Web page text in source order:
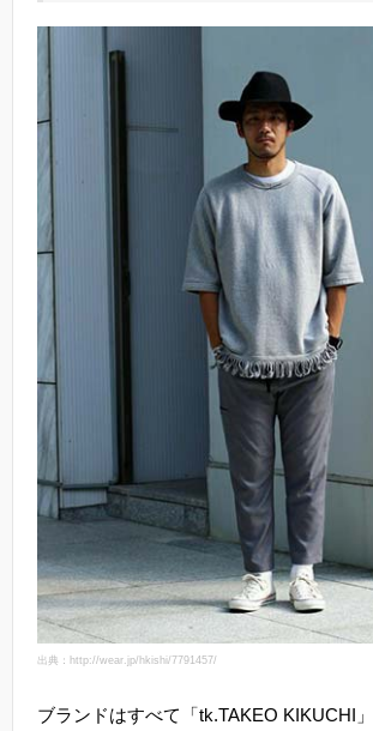
出典：http://wear.jp/hkishi/7791457/
ブランドはすべて「tk.TAKEO KIKUCHI